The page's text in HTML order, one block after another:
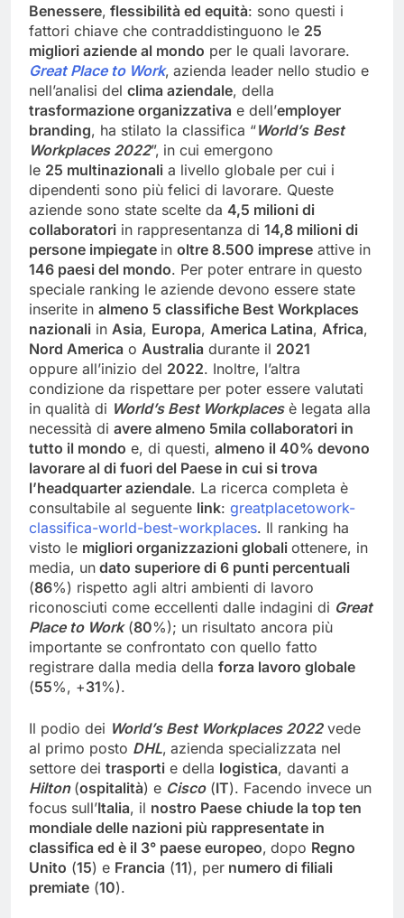
Benessere, flessibilità ed equità: sono questi i
fattori chiave che contraddistinguono le 25
migliori aziende al mondo per le quali lavorare.
Great Place to Work, azienda leader nello studio e
nell’analisi del clima aziendale, della
trasformazione organizzativa e dell’employer
branding, ha stilato la classifica “World’s Best
Workplaces2022”, in cui emergono
le 25 multinazionali a livello globale per cui i
dipendenti sono più felici di lavorare. Queste
aziende sono state scelte da 4,5 milioni di
collaboratori in rappresentanza di 14,8 milioni di
persone impiegate in oltre 8.500 imprese attive in
146 paesi del mondo. Per poter entrare in questo
speciale ranking le aziende devono essere state
inserite in almeno 5 classifiche Best Workplaces
nazionali in Asia, Europa, America Latina, Africa,
Nord America o Australia durante il 2021
oppure all’inizio del 2022. Inoltre, l’altra
condizione da rispettare per poter essere valutati
in qualità di World’sBest Workplacesè legata alla
necessità di avere almeno 5mila collaboratori in
tutto il mondo e, di questi, almeno il 40% devono
lavorare al di fuori del Paese in cui si trova
l’headquarter aziendale. La ricerca completa è
consultabile al seguente link: greatplacetowork-
classifica-world-best-workplaces. Il ranking ha
visto le migliori organizzazioni globali ottenere, in
media, un dato superiore di 6 punti percentuali
(86%) rispetto agli altri ambienti di lavoro
riconosciuti come eccellenti dalle indagini di Great
Place to Work(80%); un risultato ancora più
importante se confrontato con quello fatto
registrare dalla media della forza lavoro globale
(55%, +31%).
Il podio dei World’sBest Workplaces2022vede
al primo posto DHL, azienda specializzata nel
settore dei trasporti e della logistica, davanti a
Hilton (ospitalità) e Cisco(IT). Facendo invece un
focus sull’Italia, il nostro Paese chiude la top ten
mondiale delle nazioni più rappresentate in
classifica ed è il 3° paese europeo, dopo Regno
Unito (15) e Francia (11), per numero di filiali
premiate (10).